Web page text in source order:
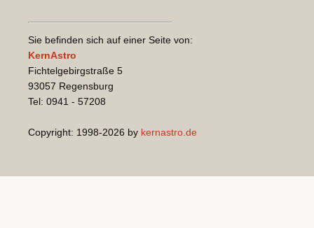
Sie befinden sich auf einer Seite von:
KernAstro
Fichtelgebirgstraße 5
93057 Regensburg
Tel: 0941 - 57208
Copyright: 1998-2026 by kernastro.de